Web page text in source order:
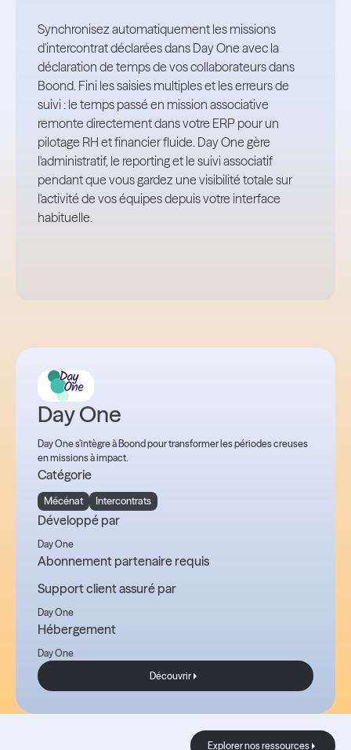
Synchronisez automatiquement les missions
d'intercontrat déclarées dans Day One avec la
déclaration de temps de vos collaborateurs dans
Boond. Fini les saisies multiples et les erreurs de
suivi : le temps passé en mission associative
remonte directement dans votre ERP pour un
pilotage RH et financier fluide. Day One gère
l'administratif, le reporting et le suivi associatif
pendant que vous gardez une visibilité totale sur
l'activité de vos équipes depuis votre interface
habituelle.
Day One
Day One s'intègre à Boond pour transformer les périodes creuses
en missions à impact.
Catégorie
Mécénat Intercontrats
Développé par
Day One
Abonnement partenaire requis
Support client assuré par
Day One
Hébergement
Day One
Découvrir
Explorer nos
Explorer nos ressources